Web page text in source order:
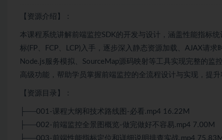
【资源介绍】：
本课程系统讲解前端监控SDK的开发与设计，涵盖性能指标
标(FP、FCP、LCP)入手，逐步深入静态资源加载、AJAX请
Node.js服务模拟、SourceMap源码映射等工具实现完整的
高级功能，帮助学员掌握前端监控的全流程设计与实现，提升
【资源目录】：
├──001-课程大纲和技术路线图-必看.mp4 16.22M
├──002-前端监控全景图概览-做完做好不容易.mp4 7.00M
├──003-前端性能指标定位和详细说明排查实战.mp4 75.83M